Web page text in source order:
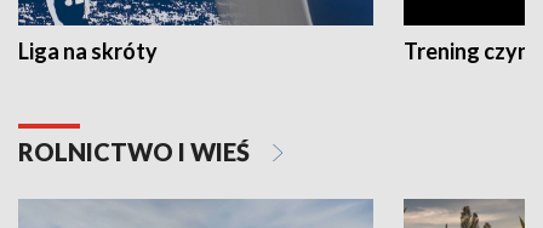
Liga na skróty Trening czyni
ROLNICTWO I WIEŚ